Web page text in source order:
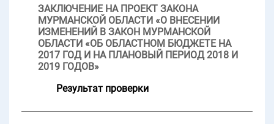
ЗАКЛЮЧЕНИЕ НА ПРОЕКТ ЗАКОНА
МУРМАНСКОЙ ОБЛАСТИ «О ВНЕСЕНИИ
ИЗМЕНЕНИЙ В ЗАКОН МУРМАНСКОЙ
ОБЛАСТИ «ОБ ОБЛАСТНОМ БЮДЖЕТЕ НА
2017 ГОД И НА ПЛАНОВЫЙ ПЕРИОД 2018 И
2019 ГОДОВ»
Результат проверки